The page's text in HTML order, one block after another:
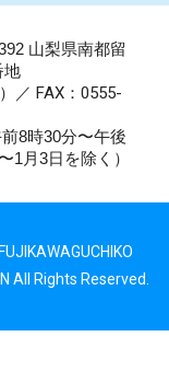
山梨県南都留
地
／ FAX：0555-
8時30分〜午後
1月3日を除く）
All Rights Reserved.